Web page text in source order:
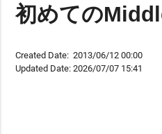
初めての
Created Date: 2013/06/12 00:00
Updated Date: 2026/07/07 15:41